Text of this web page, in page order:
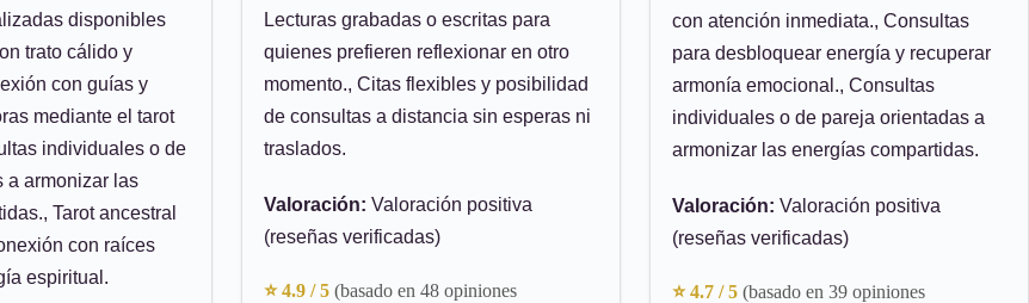
disponibles
trato cálido y
con guías y
mediante el tarot
individuales o de
a armonizar las
Tarot ancestral
con raíces
espiritual.
Lecturas grabadas o escritas para
quienes prefieren reflexionar en otro
momento., Citas flexibles y posibilidad
de consultas a distancia sin esperas ni
traslados.
Valoración: Valoración positiva
(reseñas verificadas)
⭐ 4.9 / 5 (basado en 48 opiniones
con atención inmediata., Consultas
para desbloquear energía y recuperar
armonía emocional., Consultas
individuales o de pareja orientadas a
armonizar las energías compartidas.
Valoración: Valoración positiva
(reseñas verificadas)
⭐ 4.7 / 5 (basado en 39 opiniones